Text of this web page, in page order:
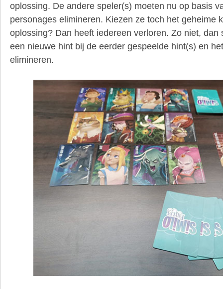
oplossing. De andere speler(s) moeten nu op basis
personages elimineren. Kiezen ze toch het geheime
oplossing? Dan heeft iedereen verloren. Zo niet, dan
een nieuwe hint bij de eerder gespeelde hint(s) en
elimineren.